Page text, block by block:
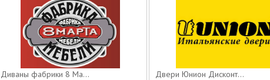
Диваны фабрики 8 Ма... Двери Юнион Дисконт...